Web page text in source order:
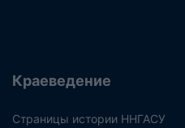
Краеведение
Страницы истории ННГАСУ